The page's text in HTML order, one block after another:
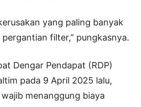
yang paling banyak
filter,” pungkasnya.
Dengar Pendapat (RDP)
pada 9 April 2025 lalu,
menanggung biaya